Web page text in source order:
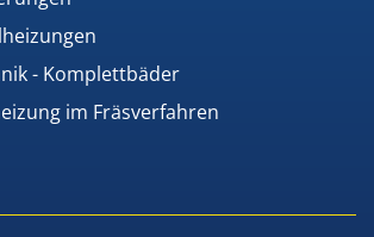
- Komplettbäder
im Fräsverfahren